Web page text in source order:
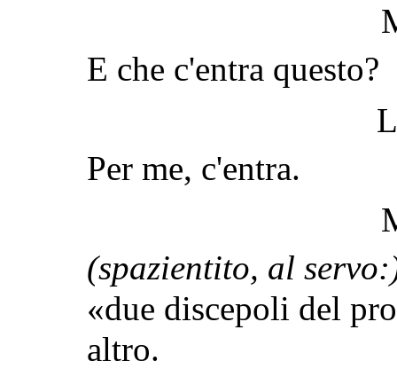
E che c'entra questo?
Per me, c'entra.
(spazientito, al
«due discepoli del
altro.